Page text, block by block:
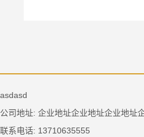
asdasd
公司地址: 企业地址企业地址企业地址
联系电话: 13710635555